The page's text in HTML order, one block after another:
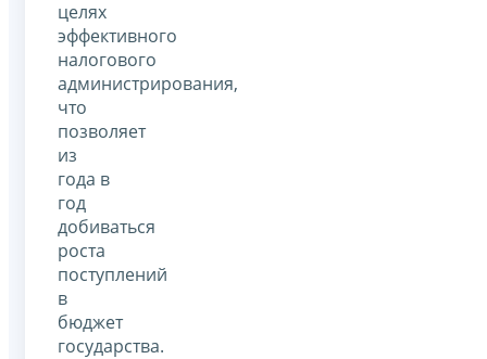
целях
эффективного
налогового
администрирования,
что
позволяет
из
года в
год
добиваться
роста
поступлений
в
бюджет
государства.